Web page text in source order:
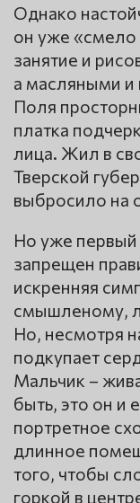
Однако
он уже
занятие и
а масляными и
Поля
платка
лица. Жил в
Тверской
выбросило на
Но уже первый
запрещен
искренняя
смышленому,
Но, несмотря
подкупает
Мальчик –
быть, это он и
портретное
длинное
того, чтобы
горкой в